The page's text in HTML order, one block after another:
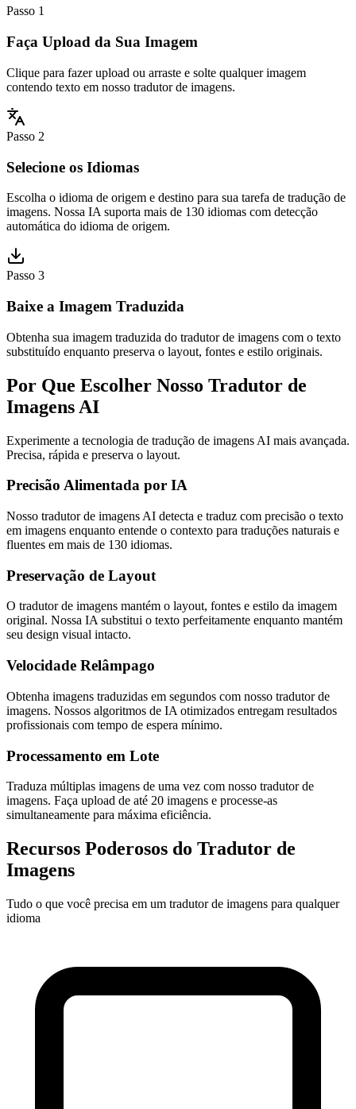
Passo 1
Faça Upload da Sua Imagem
Clique para fazer upload ou arraste e solte qualquer imagem
contendo texto em nosso tradutor de imagens.
Passo 2
Selecione os Idiomas
Escolha o idioma de origem e destino para sua tarefa de tradução de
imagens. Nossa IA suporta mais de 130 idiomas com detecção
automática do idioma de origem.
Passo 3
Baixe a Imagem Traduzida
Obtenha sua imagem traduzida do tradutor de imagens com o texto
substituído enquanto preserva o layout, fontes e estilo originais.
Por Que Escolher Nosso Tradutor de
Imagens AI
Experimente a tecnologia de tradução de imagens AI mais avançada.
Precisa, rápida e preserva o layout.
Precisão Alimentada por IA
Nosso tradutor de imagens AI detecta e traduz com precisão o texto
em imagens enquanto entende o contexto para traduções naturais e
fluentes em mais de 130 idiomas.
Preservação de Layout
O tradutor de imagens mantém o layout, fontes e estilo da imagem
original. Nossa IA substitui o texto perfeitamente enquanto mantém
seu design visual intacto.
Velocidade Relâmpago
Obtenha imagens traduzidas em segundos com nosso tradutor de
imagens. Nossos algoritmos de IA otimizados entregam resultados
profissionais com tempo de espera mínimo.
Processamento em Lote
Traduza múltiplas imagens de uma vez com nosso tradutor de
imagens. Faça upload de até 20 imagens e processe-as
simultaneamente para máxima eficiência.
Recursos Poderosos do Tradutor de
Imagens
Tudo o que você precisa em um tradutor de imagens para qualquer
idioma